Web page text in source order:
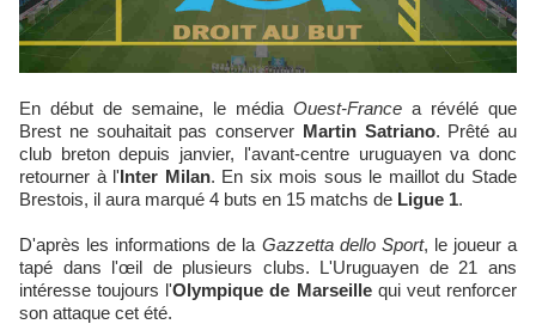
En début de semaine, le média Ouest-France a révélé que
Brest ne souhaitait pas conserver Martin Satriano. Prêté au
club breton depuis janvier, l'avant-centre uruguayen va donc
retourner à l'Inter Milan. En six mois sous le maillot du Stade
Brestois, il aura marqué 4 buts en 15 matchs de Ligue 1.
D'après les informations de la Gazzetta dello Sport, le joueur a
tapé dans l'œil de plusieurs clubs. L'Uruguayen de 21 ans
intéresse toujours l'Olympique de Marseillequi veut renforcer
son attaque cet été.